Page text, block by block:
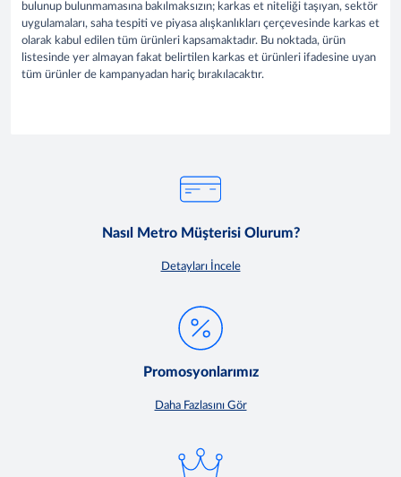
bulunup bulunmamasına bakılmaksızın; karkas et niteliği taşıyan, sektör
uygulamaları, saha tespiti ve piyasa alışkanlıkları çerçevesinde karkas et
olarak kabul edilen tüm ürünleri kapsamaktadır. Bu noktada, ürün
listesinde yer almayan fakat belirtilen karkas et ürünleri ifadesine uyan
tüm ürünler de kampanyadan hariç bırakılacaktır.
Nasıl Metro Müşterisi Olurum?
Detayları İncele
Promosyonlarımız
Daha Fazlasını Gör